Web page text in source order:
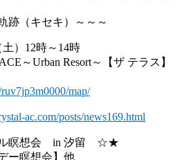
跡（キセキ）～～～
）12時～14時
～Urban Resort～【ザ テラス】
map/
ac.com/posts/news169.html
瞑想会 in 汐留 ☆★
ー瞑想会】他